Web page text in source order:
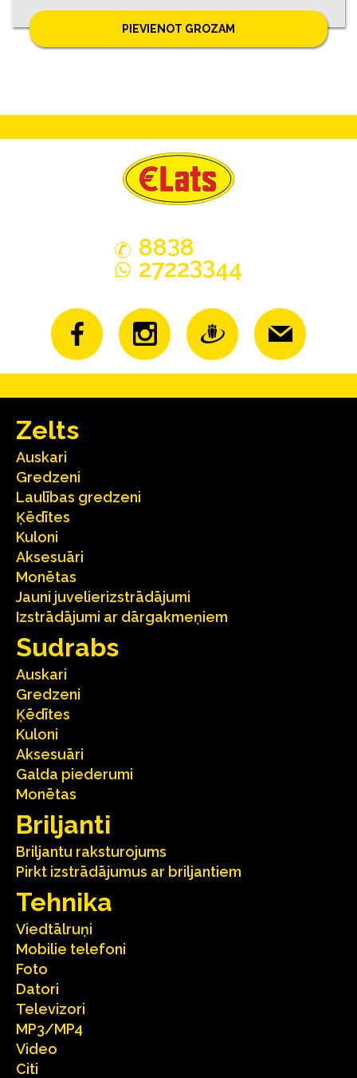
PIEVIENOT GROZAM
8838
27223344
Zelts
Auskari
Gredzeni
Laulības gredzeni
Ķēdītes
Kuloni
Aksesuāri
Monētas
Jauni juvelierizstrādājumi
Izstrādājumi ar dārgakmeņiem
Sudrabs
Auskari
Gredzeni
Ķēdītes
Kuloni
Aksesuāri
Galda piederumi
Monētas
Briljanti
Briljantu raksturojums
Pirkt izstrādājumus ar briljantiem
Tehnika
Viedtālruņi
Mobilie telefoni
Foto
Datori
Televizori
MP3/MP4
Video
Citi